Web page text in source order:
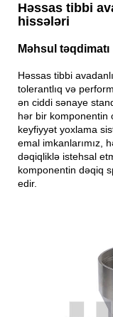
Həssas tibbi
hissələri
Məhsul təqdimatı
Həssas tibbi
tolerantlıq və
ən ciddi sənaye
hər bir komponentin
keyfiyyət yoxlama
emal imkanlarımız,
dəqiqliklə istehsal
komponentin dəqiq
edir.